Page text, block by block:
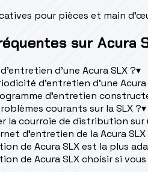
pour pièces et main
sur Acura
d’une Acura SLX ?▾
d’entretien d’une Acura
d’entretien
courants sur la SLX ?▾
la courroie de distribution sur
d'entretien de la Acura SLX
de Acura SLX est la plus
de Acura SLX choisir si